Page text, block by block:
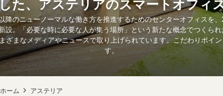
た、アステリアのスマートオフィ
降のニューノーマルな働き方を推進するためのセンターオフィスを
設。「必要な時に必要な人が集う場所」という新たな概念でつくら
ざまなメディアやニュースで取り上げられています。こだわりポイ
す。
ホーム アステリア